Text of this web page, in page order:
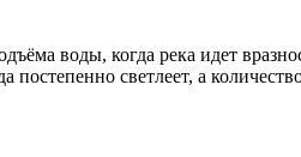
воды, когда река идет
светлеет, а